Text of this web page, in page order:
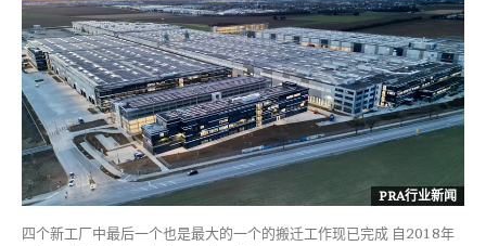
PRA行业新闻
四个新工厂中最后一个也是最大的一个的搬迁工作现已完成 自2018年